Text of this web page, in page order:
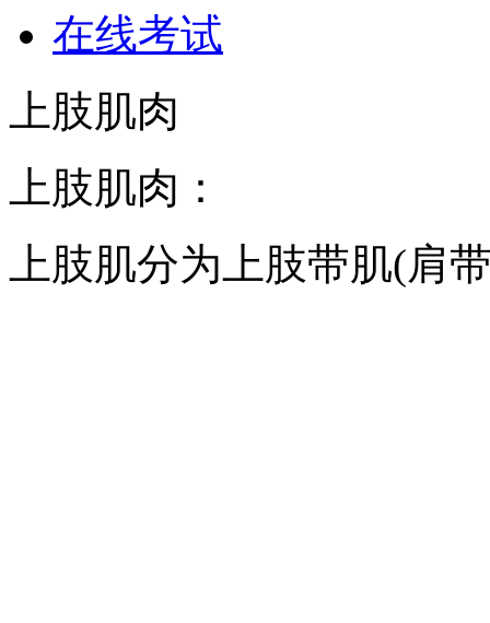
在线考试
上肢肌肉
上肢肌肉：
上肢肌分为上肢带肌(肩